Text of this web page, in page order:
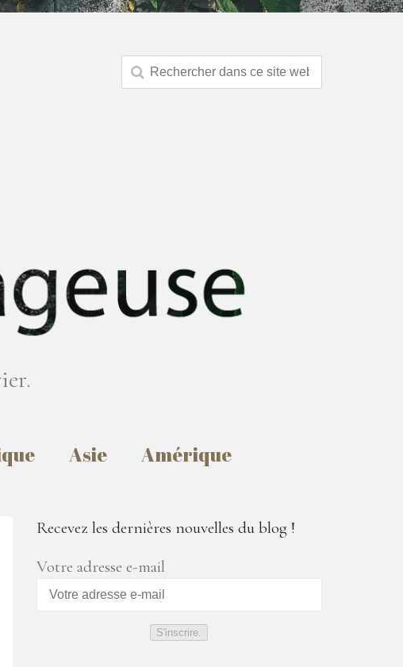
Asie Amérique
Recevez les dernières nouvelles du blog !
Votre adresse e-mail
S'inscrire.